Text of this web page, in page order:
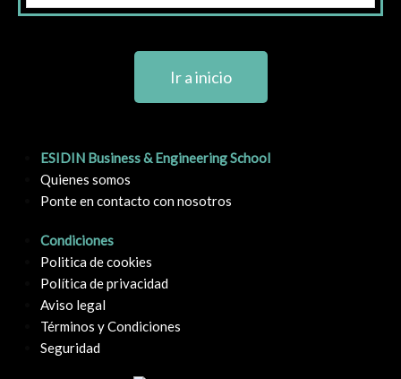
Ir a inicio
ESIDIN Business & Engineering School
Quienes somos
Ponte en contacto con nosotros
Condiciones
Politica de cookies
Política de privacidad
Aviso legal
Términos y Condiciones
Seguridad